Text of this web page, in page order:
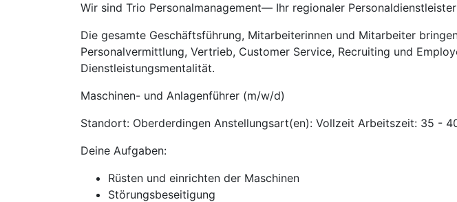
Wir sind Trio Personalmanagement— Ihr regionaler Personaldienstleister
Die gesamte Geschäftsführung, Mitarbeiterinnen und Mitarbeiter
Personalvermittlung, Vertrieb, Customer Service, Recruiting und
Dienstleistungsmentalität.
Maschinen- und Anlagenführer (m/w/d)
Standort: Oberderdingen Anstellungsart(en): Vollzeit Arbeitszeit: 35 -
Deine Aufgaben:
Rüsten und einrichten der Maschinen
Störungsbeseitigung